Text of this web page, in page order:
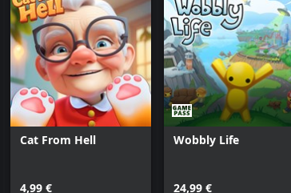
Cat From Hell
4,99 €
Wobbly Life
24,99 €